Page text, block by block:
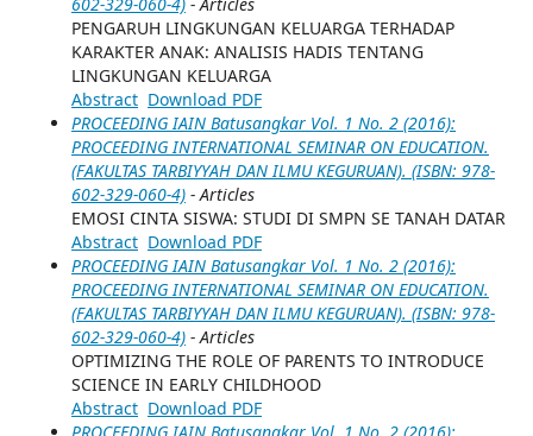
PENGARUH LINGKUNGAN KELUARGA TERHADAP
KARAKTER ANAK: ANALISIS HADIS TENTANG
LINGKUNGAN KELUARGA
Abstract Download PDF
PROCEEDING IAIN Batusangkar Vol. 1 No. 2 (2016):
PROCEEDING INTERNATIONAL SEMINAR ON EDUCATION.
(FAKULTAS TARBIYYAH DAN ILMU KEGURUAN). (ISBN: 978-
602-329-060-4) - Articles
EMOSI CINTA SISWA: STUDI DI SMPN SE TANAH DATAR
Abstract Download PDF
PROCEEDING IAIN Batusangkar Vol. 1 No. 2 (2016):
PROCEEDING INTERNATIONAL SEMINAR ON EDUCATION.
(FAKULTAS TARBIYYAH DAN ILMU KEGURUAN). (ISBN: 978-
602-329-060-4) - Articles
OPTIMIZING THE ROLE OF PARENTS TO INTRODUCE
SCIENCE IN EARLY CHILDHOOD
Abstract Download PDF